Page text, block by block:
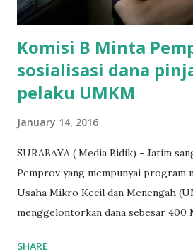
terakh...
Komisi B Minta
sosialisasi dana
pelaku UMKM
January 14, 2016
SURABAYA ( Media Bidik) - Jatim
Pemprov yang mempunyai program
Usaha Mikro Kecil dan Menengah
menggelontorkan dana sebesar 400
SHARE